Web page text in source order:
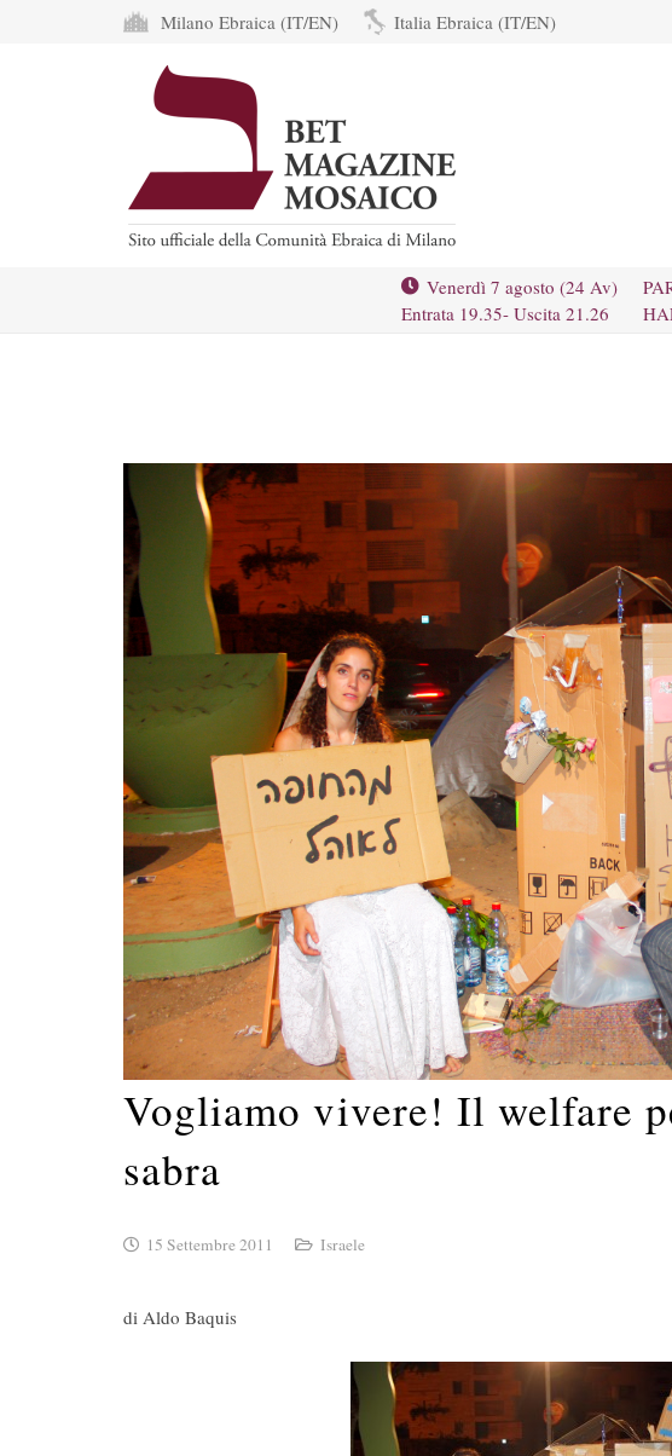
Milano Ebraica (IT/EN) Italia Ebraica (IT/EN)
Venerdì 7 agosto (24 Av)
Entrata 19.35- Uscita 21.26
Vogliamo vivere! Il welfare
sabra
15 Settembre 2011 Israele
di Aldo Baquis